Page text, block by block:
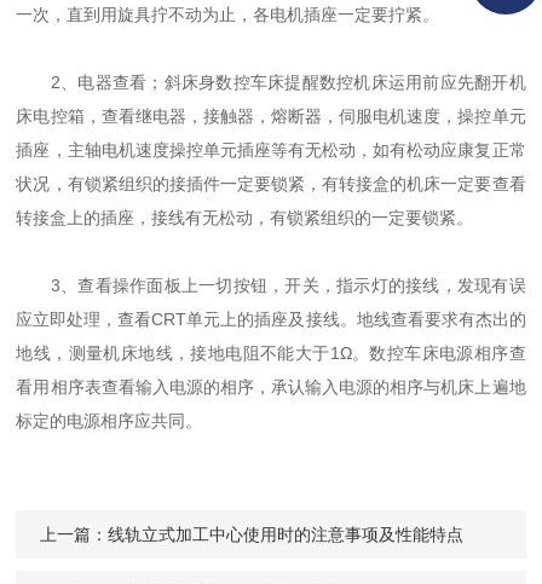
一次，直到用旋具拧不动为止，各电机插座一定要拧紧。
2、电器查看；斜床身数控车床提醒数控机床运用前应先翻开机
床电控箱，查看继电器，接触器，熔断器，伺服电机速度，操控单元
插座，主轴电机速度操控单元插座等有无松动，如有松动应康复正常
状况，有锁紧组织的接插件一定要锁紧，有转接盒的机床一定要查看
转接盒上的插座，接线有无松动，有锁紧组织的一定要锁紧。
3、查看操作面板上一切按钮，开关，指示灯的接线，发现有误
应立即处理，查看CRT单元上的插座及接线。地线查看要求有杰出的
地线，测量机床地线，接地电阻不能大于1Ω。数控车床电源相序查
看用相序表查看输入电源的相序，承认输入电源的相序与机床上遍地
标定的电源相序应共同。
上一篇：线轨立式加工中心使用时的注意事项及性能特点